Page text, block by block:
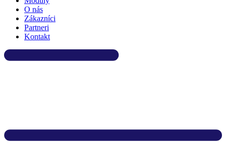
O nás
Zákazníci
Partneri
Kontakt